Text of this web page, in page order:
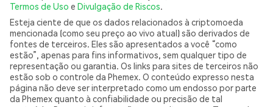
Termos de Uso e Divulgação de Riscos.
Esteja ciente de que os dados relacionados à criptomoeda
mencionada (como seu preço ao vivo atual) são derivados de
fontes de terceiros. Eles são apresentados a você “como
estão”, apenas para fins informativos, sem qualquer tipo de
representação ou garantia. Os links para sites de terceiros não
estão sob o controle da Phemex. O conteúdo expresso nesta
página não deve ser interpretado como um endosso por parte
da Phemex quanto à confiabilidade ou precisão de tal